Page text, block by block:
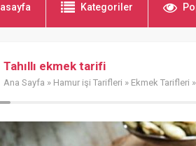
Kategoriler
Tahıllı ekmek tarifi
Ana Sayfa » Hamur işi Tarifleri » Ekmek Tarifleri